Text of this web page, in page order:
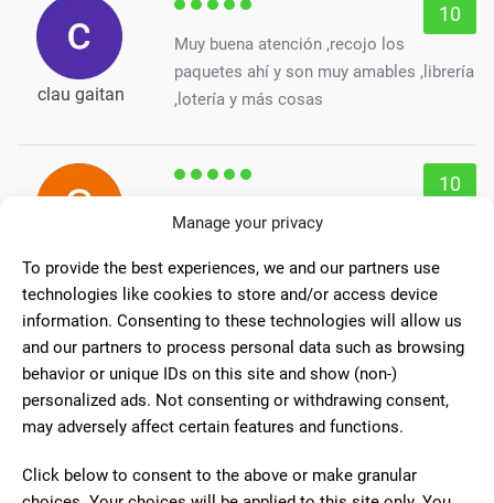
Manage your privacy
To provide the best experiences, we and our partners use
technologies like cookies to store and/or access device
information. Consenting to these technologies will allow us
and our partners to process personal data such as browsing
behavior or unique IDs on this site and show (non-)
personalized ads. Not consenting or withdrawing consent,
may adversely affect certain features and functions.
Click below to consent to the above or make granular
clau gaitan
10
Muy buena atención ,recojo los
paquetes ahí y son muy amables ,librería
,lotería y más cosas
Sin Nombre
10
Da gusto ir a su librería. Es
mimo... Me desplazo más de 20 km para
ir su librería, con eso creo que está todo
dicho.
Amaia SADA
10
Siempre te atiende con una sonrisa y
buen humor.